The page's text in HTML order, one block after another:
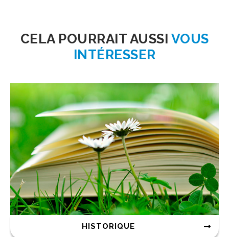
CELA POURRAIT AUSSI VOUS
INTÉRESSER
HISTORIQUE